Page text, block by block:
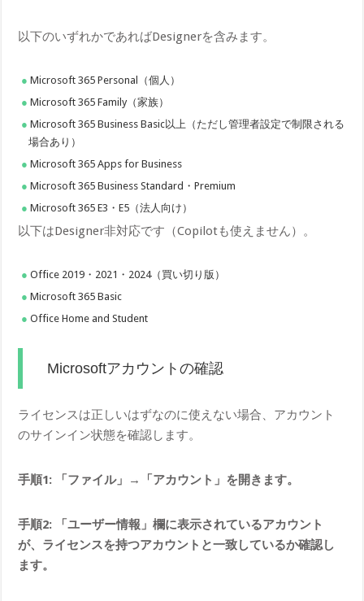
以下のいずれかであればDesignerを含みます。
Microsoft 365 Personal（個人）
Microsoft 365 Family（家族）
Microsoft 365 Business Basic以上（ただし管理者設定で制限される
場合あり）
Microsoft 365 Apps for Business
Microsoft 365 Business Standard・Premium
Microsoft 365 E3・E5（法人向け）
以下はDesigner非対応です（Copilotも使えません）。
Office 2019・2021・2024（買い切り版）
Microsoft 365 Basic
Office Home a​nd Student
Microsoftアカウントの確認
ライセンスは正しいはずなのに使えない場合、アカウント
のサインイン状態を確認します。
手順1: 「ファイル」→「アカウント」を開きます。
手順2: 「ユーザー情報」欄に表示されているアカウント
が、ライセンスを持つアカウントと一致しているか確認し
ます。